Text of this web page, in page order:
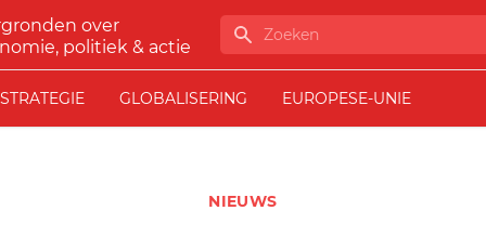
over
politiek & actie
Zoeken
STRATEGIE GLOBALISERING EUROPESE-UNIE
NIEUWS